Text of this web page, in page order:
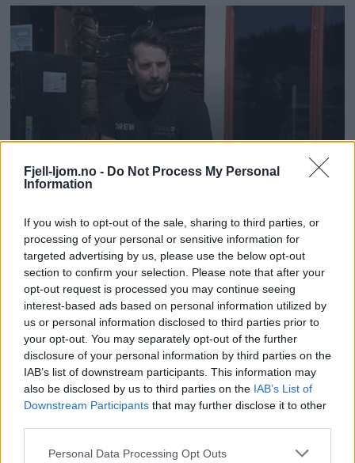
Fjell-ljom.no - Do Not Process My Personal
Information
If you wish to opt-out of the sale, sharing to third parties, or
processing of your personal or sensitive information for
targeted advertising by us, please use the below opt-out
section to confirm your selection. Please note that after your
opt-out request is processed you may continue seeing
interest-based ads based on personal information utilized by
us or personal information disclosed to third parties prior to
your opt-out. You may separately opt-out of the further
disclosure of your personal information by third parties on the
IAB’s list of downstream participants. This information may
also be disclosed by us to third parties on the IAB’s List of
Downstream Participants that may further disclose it to other
Personal Data Processing Opt Outs